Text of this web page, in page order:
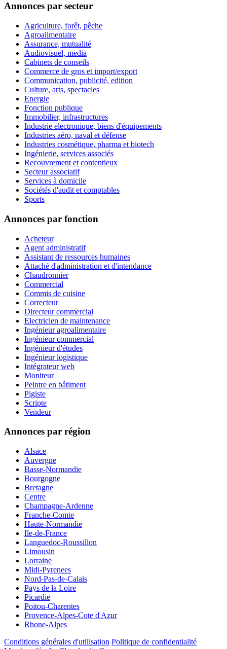
Annonces par secteur
Agriculture, forêt, pêche
Agroalimentaire
Assurance, mutualité
Audiovisuel, media
Cabinets de conseils
Commerce de gros et import/export
Communication, publicité, edition
Culture, arts, spectacles
Energie
Fonction publique
Immobilier, infrastructures
Industrie electronique, biens d'équipements
Industries aéro, naval et défense
Industries cosmétique, pharma et biotech
Ingénierie, services associés
Recouvrement et contentieux
Secteur associatif
Services à domicile
Sociétés d'audit et comptables
Sports
Annonces par fonction
Acheteur
Agent administratif
Assistant de ressources humaines
Attaché d'administration et d'intendance
Chaudronnier
Commercial
Commis de cuisine
Correcteur
Directeur commercial
Electricien de maintenance
Ingénieur agroalimentaire
Ingénieur commercial
Ingénieur d'études
Ingénieur logistique
Intégrateur web
Moniteur
Peintre en bâtiment
Pigiste
Scripte
Vendeur
Annonces par région
Alsace
Auvergne
Basse-Normandie
Bourgogne
Bretagne
Centre
Champagne-Ardenne
Franche-Comte
Haute-Normandie
Ile-de-France
Languedoc-Roussillon
Limousin
Lorraine
Midi-Pyrenees
Nord-Pas-de-Calais
Pays de la Loire
Picardie
Poitou-Charentes
Provence-Alpes-Cote d'Azur
Rhone-Alpes
Conditions générales d'utilisation Politique de confidentialité